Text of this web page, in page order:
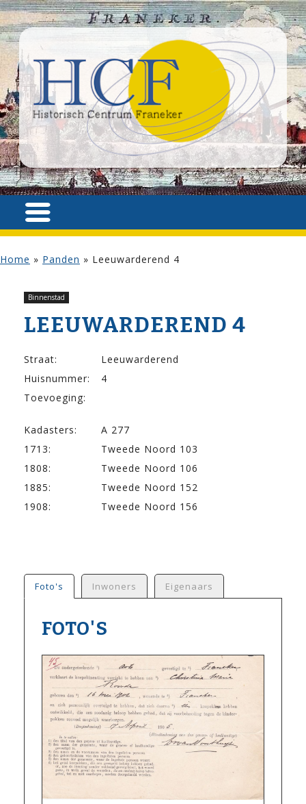
Home » Panden » Leeuwarderend 4
Binnenstad
LEEUWARDEREND 4
Straat:
Leeuwarderend
Huisnummer:
4
Toevoeging:
Kadasters:
A 277
1713:
Tweede Noord 103
1808:
Tweede Noord 106
1885:
Tweede Noord 152
1908:
Tweede Noord 156
Foto's Inwoners Eigenaars
FOTO'S